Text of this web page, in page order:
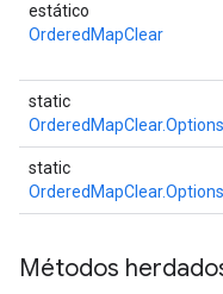
estático
OrderedMapClear
static
OrderedMapClear.Options
static
OrderedMapClear.Options
Métodos